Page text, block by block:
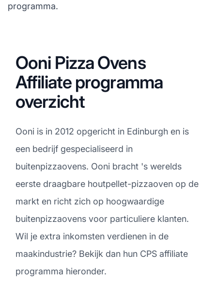
programma.
Ooni Pizza Ovens
Affiliate programma
overzicht
Ooni is in 2012 opgericht in Edinburgh en is
een bedrijf gespecialiseerd in
buitenpizzaovens. Ooni bracht 's werelds
eerste draagbare houtpellet-pizzaoven op de
markt en richt zich op hoogwaardige
buitenpizzaovens voor particuliere klanten.
Wil je extra inkomsten verdienen in de
maakindustrie? Bekijk dan hun CPS affiliate
programma hieronder.